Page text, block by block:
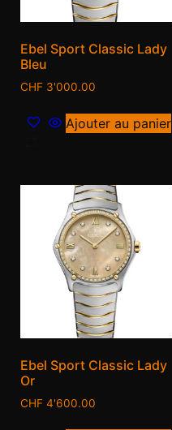
Ebel Sport Classic Lady
Bleu
CHF 3'000.00
Ajouter au panier
Ebel Sport Classic Lady
Or
CHF 4'600.00